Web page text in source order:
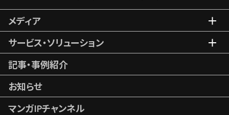
メディア
サービス・ソリューション
記事・事例紹介
お知らせ
マンガIPチャンネル